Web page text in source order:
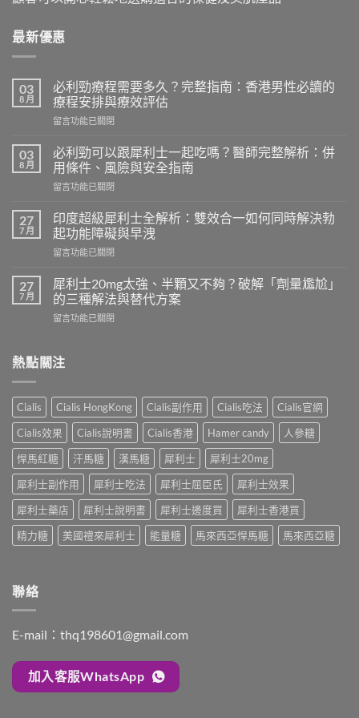
最新優惠
03
8 月
必利勁療程需要多久？完整指南：香港男性必讀的
療程安排與療效評估
在
利
勁
療
程
要
多
久？
完
指
南：
港
必
療
程
安
排
與
療
效
評
估〉
中
留言功能已關閉
03
8 月
必利勁可以跟犀利士一起吃嗎？醫師完整解析：併
用條件、風險與安全指南
在
利
勁
可
以
犀
利
士
一
嗎？
完
整
解
析：
併
用
條
件、
風
險
留言功能已關閉
27
7 月
印度超級犀利士全解析：雙效合一如何同時解決勃
起功能障礙與早洩
在
度
超
級
犀
全
雙
效
合
一
如
何
同
時
解
決
早
中
留言功能已關閉
27
7 月
犀利士20mg太強、半顆又不夠？破解「劑量尷尬」
的三種解法與替代方案
在
士
20mg
強、
半
顆
又
不
夠？
破
解
「劑
量
尬」
與
方
案〉
留言功能已關閉
熱點關注
Cialis Cialis HongKong Cialis副作用 Cialis吃法
Cialis官網
Cialis效果
Cialis說明書 Cialis香港 Hamer candy
人參糖
悍馬紅糖
汗馬糖 漢馬糖 犀利士
犀利士20mg
犀利士副作用
犀利士吃法 犀利士屈臣氏
犀利士效果
犀利士藥店
犀利士說明書 犀利士邊度買
犀利士香港買
精力糖
美國禮來犀利士 能量糖 馬來西亞悍馬糖 馬來西亞糖
聯絡
E-mail： thq198601@gmail.com
加入客服WhatsApp